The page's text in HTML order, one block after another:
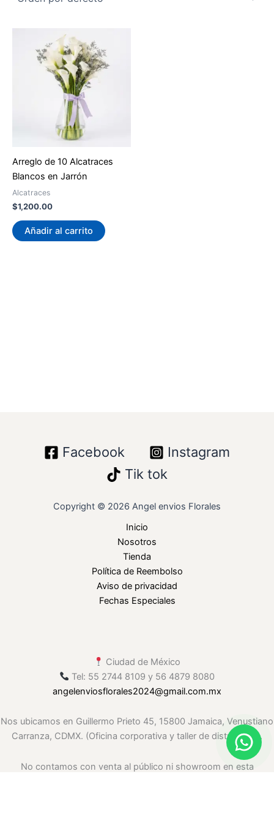
Arreglo de 10 Alcatraces
Blancos en Jarrón
Alcatraces
$1,200.00
Añadir al carrito
Facebook
Instagram
Tik tok
Copyright © 2026 Angel envios Florales
Inicio
Nosotros
Tienda
Política de Reembolso
Aviso de privacidad
Fechas Especiales
Ciudad de México
Tel: 55 2744 8109 y 56 4879 8080
angelenviosflorales2024@gmail.com.mx
Nos ubicamos en Guillermo Prieto 45, 15800 Jamaica, Venustiano
Carranza, CDMX. (Oficina corporativa y taller de distribución.
No contamos con venta al público ni showroom en esta